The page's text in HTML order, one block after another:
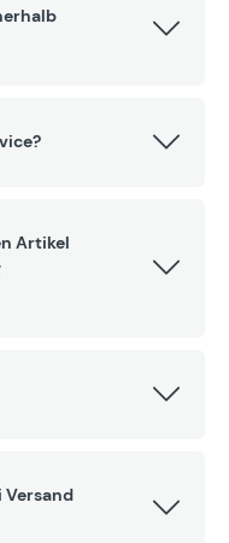
Artikel
Versand